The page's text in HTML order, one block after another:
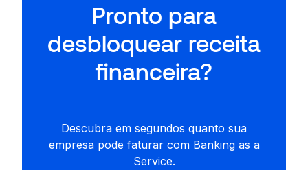
Pronto para
desbloquear receita
financeira?
Descubra em segundos quanto sua
empresa pode faturar com Banking as a
Service.